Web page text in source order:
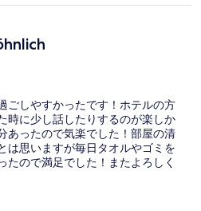
ごしやすかったです！ホテルの方
時に少し話したりするのが楽しか
あったので気楽でした！部屋の清
は思いますが毎日タオルやゴミを
たので満足でした！またよろしく